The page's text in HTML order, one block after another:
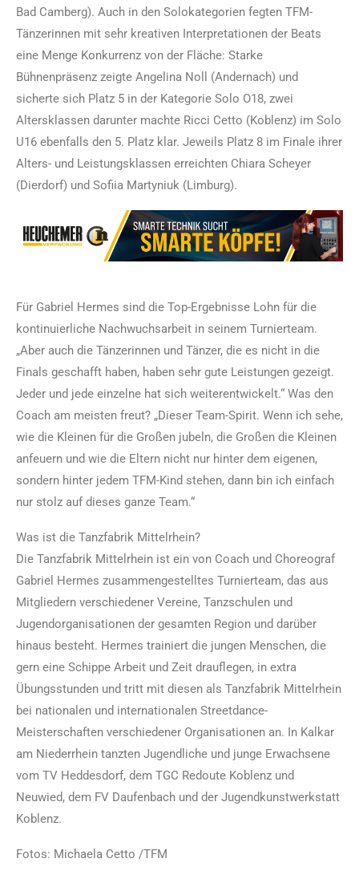
Bad Camberg). Auch in den Solokategorien fegten TFM-
Tänzerinnen mit sehr kreativen Interpretationen der Beats
eine Menge Konkurrenz von der Fläche: Starke
Bühnenpräsenz zeigte Angelina Noll (Andernach) und
sicherte sich Platz 5 in der Kategorie Solo O18, zwei
Altersklassen darunter machte Ricci Cetto (Koblenz) im Solo
U16 ebenfalls den 5. Platz klar. Jeweils Platz 8 im Finale ihrer
Alters- und Leistungsklassen erreichten Chiara Scheyer
(Dierdorf) und Sofiia Martyniuk (Limburg).
Für Gabriel Hermes sind die Top-Ergebnisse Lohn für die
kontinuierliche Nachwuchsarbeit in seinem Turnierteam.
„Aber auch die Tänzerinnen und Tänzer, die es nicht in die
Finals geschafft haben, haben sehr gute Leistungen gezeigt.
Jeder und jede einzelne hat sich weiterentwickelt.“ Was den
Coach am meisten freut? „Dieser Team-Spirit. Wenn ich sehe,
wie die Kleinen für die Großen jubeln, die Großen die Kleinen
anfeuern und wie die Eltern nicht nur hinter dem eigenen,
sondern hinter jedem TFM-Kind stehen, dann bin ich einfach
nur stolz auf dieses ganze Team.“
Was ist die Tanzfabrik Mittelrhein?
Die Tanzfabrik Mittelrhein ist ein von Coach und Choreograf
Gabriel Hermes zusammengestelltes Turnierteam, das aus
Mitgliedern verschiedener Vereine, Tanzschulen und
Jugendorganisationen der gesamten Region und darüber
hinaus besteht. Hermes trainiert die jungen Menschen, die
gern eine Schippe Arbeit und Zeit drauflegen, in extra
Übungsstunden und tritt mit diesen als Tanzfabrik Mittelrhein
bei nationalen und internationalen Streetdance-
Meisterschaften verschiedener Organisationen an. In Kalkar
am Niederrhein tanzten Jugendliche und junge Erwachsene
vom TV Heddesdorf, dem TGC Redoute Koblenz und
Neuwied, dem FV Daufenbach und der Jugendkunstwerkstatt
Koblenz.
Fotos: Michaela Cetto /TFM